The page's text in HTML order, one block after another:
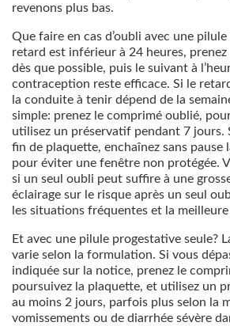
revenons plus bas.
Que faire en cas d’oubli avec une
retard est inférieur à 24 heures,
dès que possible, puis le suivant à
contraception reste efficace. Si le
la conduite à tenir dépend de la
simple: prenez le comprimé oublié,
utilisez un préservatif pendant 7 jours.
fin de plaquette, enchaînez sans pause
pour éviter une fenêtre non protégée.
si un seul oubli peut suffire à une
éclairage sur le risque après un seul
les situations fréquentes et la
Et avec une pilule progestative seule?
varie selon la formulation. Si vous
indiquée sur la notice, prenez le
poursuivez la plaquette, et utilisez un
au moins 2 jours, parfois plus selon la
vomissements ou de diarrhée sévère